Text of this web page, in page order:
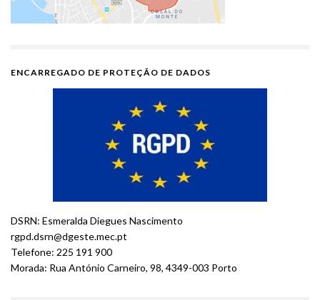
ENCARREGADO DE PROTEÇÃO DE DADOS
DSRN: Esmeralda Diegues Nascimento
rgpd.dsrn@dgeste.mec.pt
Telefone: 225 191 900
Morada: Rua António Carneiro, 98, 4349-003 Porto